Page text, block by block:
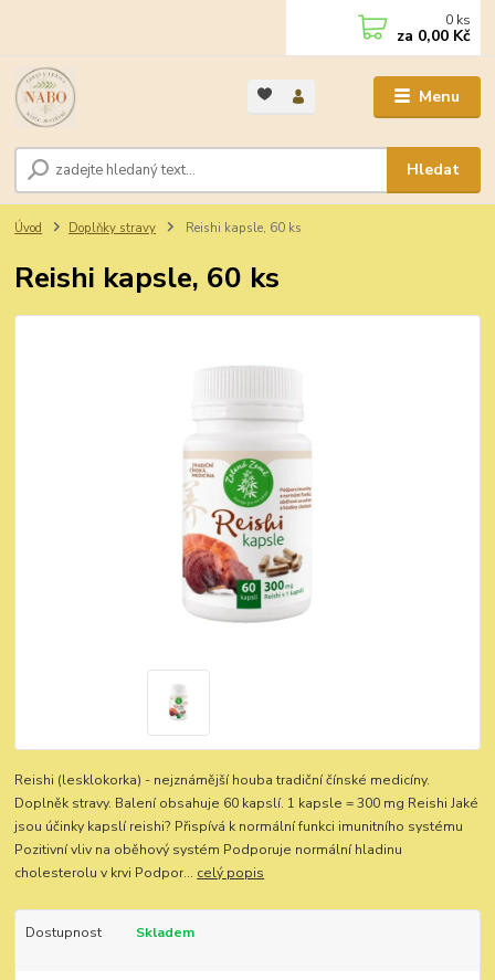
Menu
Hledat
0 ks
za 0,00 Kč
Úvod Doplňky stravy Reishi kapsle, 60 ks
Reishi kapsle, 60 ks
Reishi (lesklokorka) - nejznámější houba tradiční čínské medicíny.
Doplněk stravy. Balení obsahuje 60 kapslí. 1 kapsle = 300 mg Reishi Jaké
jsou účinky kapslí reishi? Přispívá k normální funkci imunitního systému
Pozitivní vliv na oběhový systém Podporuje normální hladinu
cholesterolu v krvi Podpor... celý popis
Dostupnost Skladem